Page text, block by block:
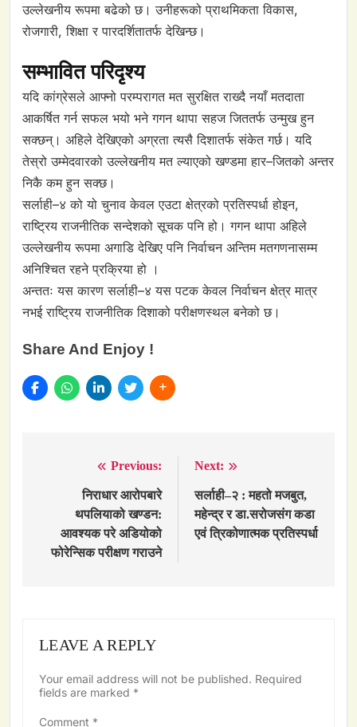
उल्लेखनीय रूपमा बढेको छ। उनीहरूको प्राथमिकता विकास,
रोजगारी, शिक्षा र पारदर्शितातर्फ देखिन्छ।
सम्भावित परिदृश्य
यदि कांग्रेसले आफ्नो परम्परागत मत सुरक्षित राख्दै नयाँ मतदाता
आकर्षित गर्न सफल भयो भने गगन थापा सहज जिततर्फ उन्मुख हुन
सक्छन्। अहिले देखिएको अग्रता त्यसै दिशातर्फ संकेत गर्छ। यदि
तेस्रो उम्मेदवारको उल्लेखनीय मत ल्याएको खण्डमा हार–जितको अन्तर
निकै कम हुन सक्छ।
सर्लाही–४ को यो चुनाव केवल एउटा क्षेत्रको प्रतिस्पर्धा होइन,
राष्ट्रिय राजनीतिक सन्देशको सूचक पनि हो। गगन थापा अहिले
उल्लेखनीय रूपमा अगाडि देखिए पनि निर्वाचन अन्तिम मतगणनासम्म
अनिश्चित रहने प्रक्रिया हो ।
अन्ततः यस कारण सर्लाही–४ यस पटक केवल निर्वाचन क्षेत्र मात्र
नभई राष्ट्रिय राजनीतिक दिशाको परीक्षणस्थल बनेको छ।
Share And Enjoy !
navigation
Previous:
निराधार आरोपबारे
थपलियाको खण्डन:
आवश्यक परे अडियोको
फोरेन्सिक परीक्षण गराउने
Next:
सर्लाही–२ : महतो मजबुत,
महेन्द्र र डा.सरोजसंग कडा
एवं त्रिकोणात्मक प्रतिस्पर्धा
LEAVE A REPLY
Your email address will not be published. Required
fields are marked *
Comment *